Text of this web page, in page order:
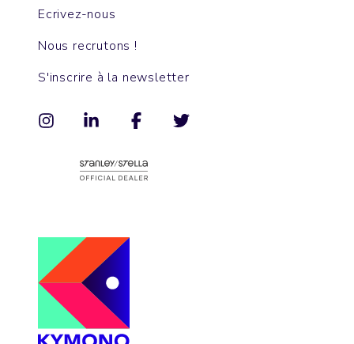
Ecrivez-nous
Nous recrutons !
S'inscrire à la newsletter